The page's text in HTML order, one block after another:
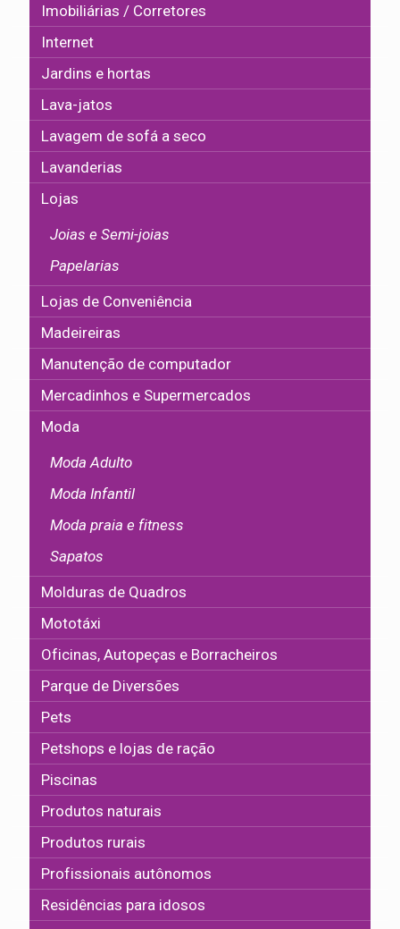
Imobiliárias / Corretores
Internet
Jardins e hortas
Lava-jatos
Lavagem de sofá a seco
Lavanderias
Lojas
Joias e Semi-joias
Papelarias
Lojas de Conveniência
Madeireiras
Manutenção de computador
Mercadinhos e Supermercados
Moda
Moda Adulto
Moda Infantil
Moda praia e fitness
Sapatos
Molduras de Quadros
Mototáxi
Oficinas, Autopeças e Borracheiros
Parque de Diversões
Pets
Petshops e lojas de ração
Piscinas
Produtos naturais
Produtos rurais
Profissionais autônomos
Residências para idosos